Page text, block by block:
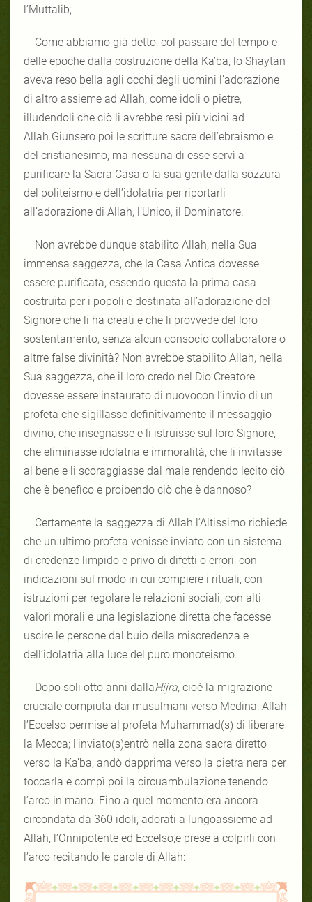
l’Muttalib;
Come abbiamo già detto, col passare del tempo e
delle epoche dalla costruzione della Ka’ba, lo Shaytan
aveva reso bella agli occhi degli uomini l’adorazione
di altro assieme ad Allah, come idoli o pietre,
illudendoli che ciò li avrebbe resi più vicini ad
Allah.Giunsero poi le scritture sacre dell’ebraismo e
del cristianesimo, ma nessuna di esse servì a
purificare la Sacra Casa o la sua gente dalla sozzura
del politeismo e dell’idolatria per riportarli
all’adorazione di Allah, l’Unico, il Dominatore.
Non avrebbe dunque stabilito Allah, nella Sua
immensa saggezza, che la Casa Antica dovesse
essere purificata, essendo questa la prima casa
costruita per i popoli e destinata all’adorazione del
Signore che li ha creati e che li provvede del loro
sostentamento, senza alcun consocio collaboratore o
altrre false divinità? Non avrebbe stabilito Allah, nella
Sua saggezza, che il loro credo nel Dio Creatore
dovesse essere instaurato di nuovocon l’invio di un
profeta che sigillasse definitivamente il messaggio
divino, che insegnasse e li istruisse sul loro Signore,
che eliminasse idolatria e immoralità, che li invitasse
al bene e li scoraggiasse dal male rendendo lecito ciò
che è benefico e proibendo ciò che è dannoso?
Certamente la saggezza di Allah l’Altissimo richiede
che un ultimo profeta venisse inviato con un sistema
di credenze limpido e privo di difetti o errori, con
indicazioni sul modo in cui compiere i rituali, con
istruzioni per regolare le relazioni sociali, con alti
valori morali e una legislazione diretta che facesse
uscire le persone dal buio della miscredenza e
dell’idolatria alla luce del puro monoteismo.
Dopo soli otto anni dallaHijra, cioè la migrazione
cruciale compiuta dai musulmani verso Medina, Allah
l’Eccelso permise al profeta Muhammad(s) di liberare
la Mecca; l’inviato(s)entrò nella zona sacra diretto
verso la Ka’ba, andò dapprima verso la pietra nera per
toccarla e compì poi la circuambulazione tenendo
l’arco in mano. Fino a quel momento era ancora
circondata da 360 idoli, adorati a lungoassieme ad
Allah, l’Onnipotente ed Eccelso,e prese a colpirli con
l’arco recitando le parole di Allah: